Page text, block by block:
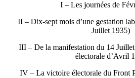
I – Les journées de
II – Dix-sept mois d’une gestation
Juillet 1935)
III – De la manifestation du 14
électorale d’Avril
IV – La victoire électorale du Front